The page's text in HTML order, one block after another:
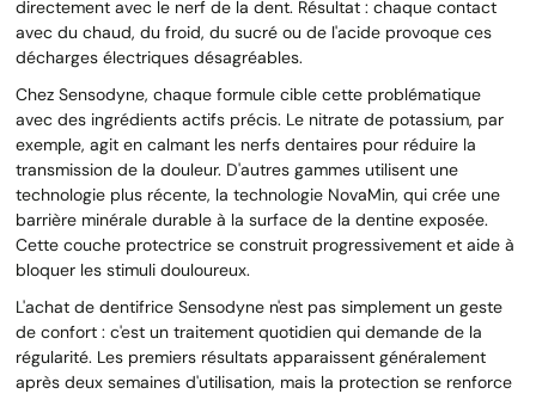
directement avec le nerf de la dent. Résultat : chaque contact
avec du chaud, du froid, du sucré ou de l'acide provoque ces
décharges électriques désagréables.
Chez Sensodyne, chaque formule cible cette problématique
avec des ingrédients actifs précis. Le nitrate de potassium, par
exemple, agit en calmant les nerfs dentaires pour réduire la
transmission de la douleur. D'autres gammes utilisent une
technologie plus récente, la technologie NovaMin, qui crée une
barrière minérale durable à la surface de la dentine exposée.
Cette couche protectrice se construit progressivement et aide à
bloquer les stimuli douloureux.
L'achat de dentifrice Sensodyne n'est pas simplement un geste
de confort : c'est un traitement quotidien qui demande de la
régularité. Les premiers résultats apparaissent généralement
après deux semaines d'utilisation, mais la protection se renforce